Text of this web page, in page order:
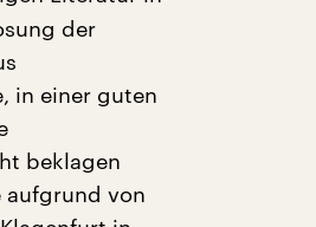
der
in einer guten
beklagen
aufgrund von